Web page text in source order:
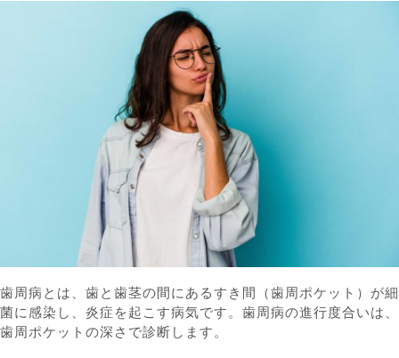
歯周病とは、歯と歯茎の間にあるすき間（歯周ポケット）が細
菌に感染し、炎症を起こす病気です。歯周病の進行度合いは、
歯周ポケットの深さで診断します。